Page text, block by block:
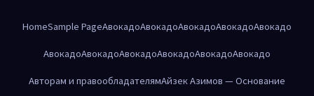
HomeSample PageАвокадоАвокадоАвокадоАвокадоАвокадо
АвокадоАвокадоАвокадоАвокадоАвокадоАвокадо
Авторам и правообладателямАйзек Азимов — Основание